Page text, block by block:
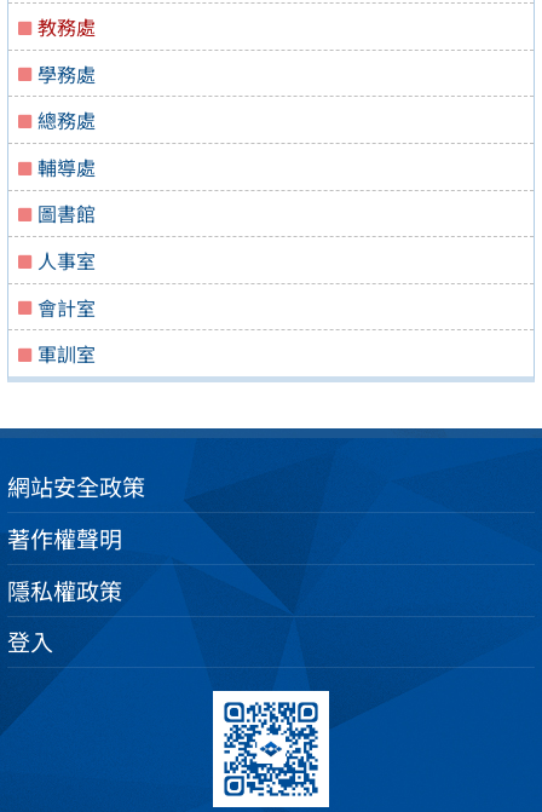
教務處
學務處
總務處
輔導處
圖書館
人事室
會計室
軍訓室
網站安全政策
著作權聲明
隱私權政策
登入